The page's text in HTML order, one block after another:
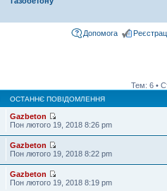
Допомога
Тем: 6 •
ОСТАННЄ ПОВІДОМЛЕННЯ
Gazbeton
Пон лютого 19, 2018 8:26 pm
Gazbeton
Пон лютого 19, 2018 8:22 pm
Gazbeton
Пон лютого 19, 2018 8:19 pm